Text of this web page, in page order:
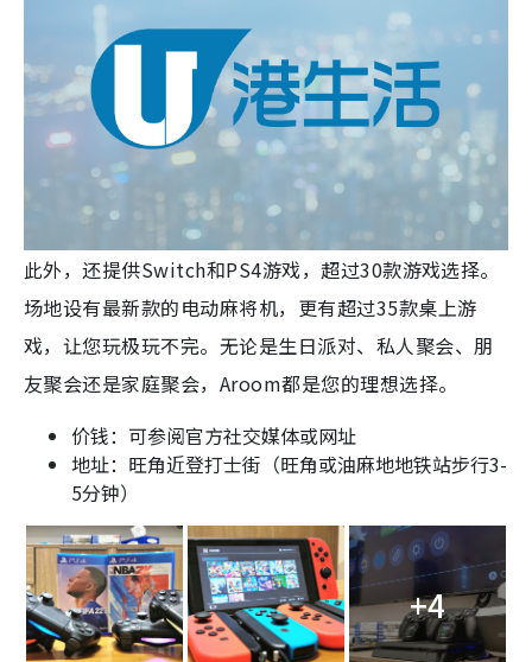
此外，还提供Switch和PS4游戏，超过30款游戏选择。
场地设有最新款的电动麻将机，更有超过35款桌上游
戏，让您玩极玩不完。无论是生日派对、私人聚会、朋
友聚会还是家庭聚会，Aroom都是您的理想选择。
价钱：可参阅官方社交媒体或网址
地址：旺角近登打士街（旺角或油麻地地铁站步行3-
5分钟）
+4